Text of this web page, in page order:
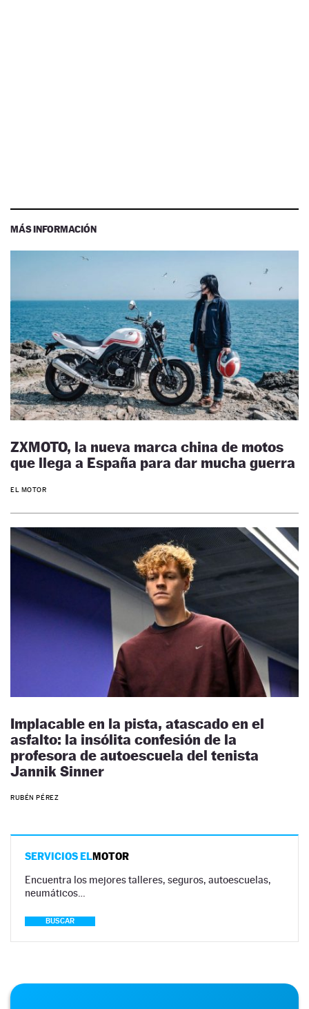
MÁS INFORMACIÓN
ZXMOTO, la nueva marca china de motos
que llega a España para dar mucha guerra
EL MOTOR
Implacable en la pista, atascado en el
asfalto: la insólita confesión de la
profesora de autoescuela del tenista
Jannik Sinner
RUBÉN PÉREZ
SERVICIOS ELMOTOR
Encuentra los mejores talleres, seguros, autoescuelas,
neumáticos…
BUSCAR